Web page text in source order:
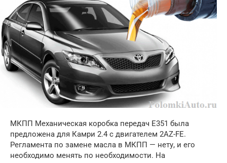
МКПП Механическая коробка передач E351 была
предложена для Камри 2.4 с двигателем 2AZ-FE.
Регламента по замене масла в МКПП — нету, и его
необходимо менять по необходимости. На